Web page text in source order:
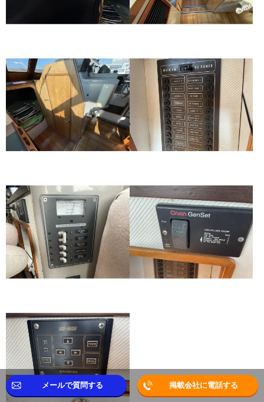
メールで質問する 掲載会社に電話する